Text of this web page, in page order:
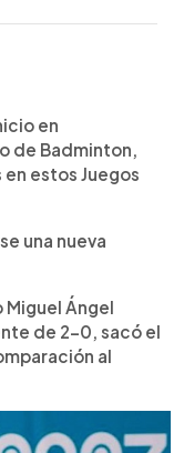
en
de Badminton,
estos Juegos
una nueva
Miguel Ángel
de 2-0, sacó el
al